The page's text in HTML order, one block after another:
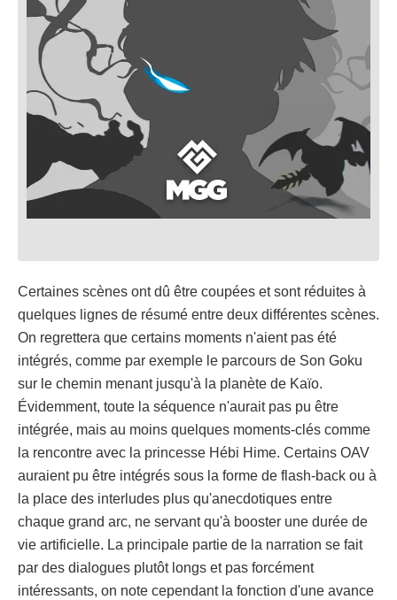
Certaines scènes ont dû être coupées et sont réduites à
quelques lignes de résumé entre deux différentes scènes.
On regrettera que certains moments n'aient pas été
intégrés, comme par exemple le parcours de Son Goku
sur le chemin menant jusqu'à la planète de Kaïo.
Évidemment, toute la séquence n'aurait pas pu être
intégrée, mais au moins quelques moments-clés comme
la rencontre avec la princesse Hébi Hime. Certains OAV
auraient pu être intégrés sous la forme de flash-back ou à
la place des interludes plus qu'anecdotiques entre
chaque grand arc, ne servant qu'à booster une durée de
vie artificielle. La principale partie de la narration se fait
par des dialogues plutôt longs et pas forcément
intéressants, on note cependant la fonction d'une avance